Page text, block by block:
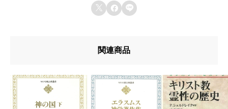
u642du8f09u6b4cu96c6
u8457u8005
  
関連商品